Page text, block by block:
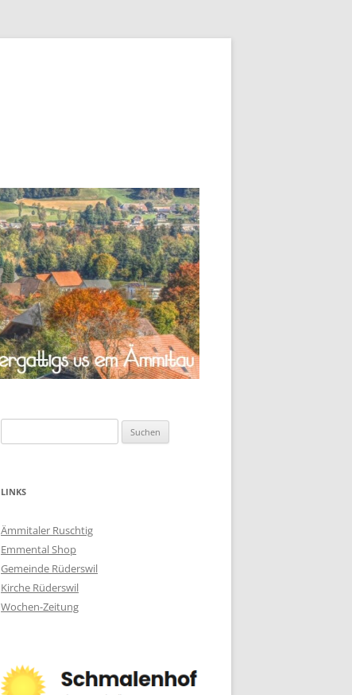
nach:
LINKS
Ämmitaler Ruschtig
Emmental Shop
Gemeinde Rüderswil
Kirche Rüderswil
Wochen-Zeitung